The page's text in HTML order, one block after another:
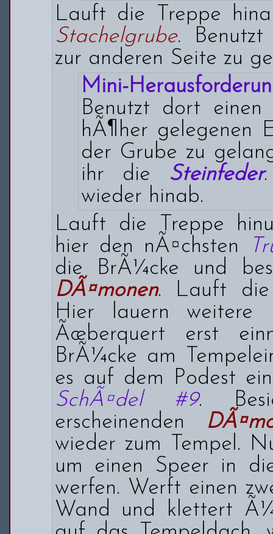
Lauft die Treppe
Stachelgrube. Benutzt
zur anderen Seite zu
Mini-
Benutzt dort
hÃ¶her gelegenen
der Grube zu
ihr die Steinfeder
wieder hinab.
Lauft die Treppe
hier den nÃ¤chsten
die BrÃ¼cke und
DÃ¤monen. Lauft die
Hier lauern weitere
Ãœberquert erst
BrÃ¼cke am
es auf dem Podest
SchÃ¤del #9.
erscheinenden
wieder zum Tempel.
um einen Speer in
werfen. Werft einen
Wand und klettert